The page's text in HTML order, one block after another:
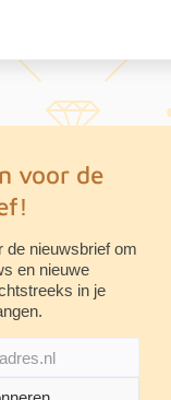
voor de
de nieuwsbrief om
en nieuwe
in je